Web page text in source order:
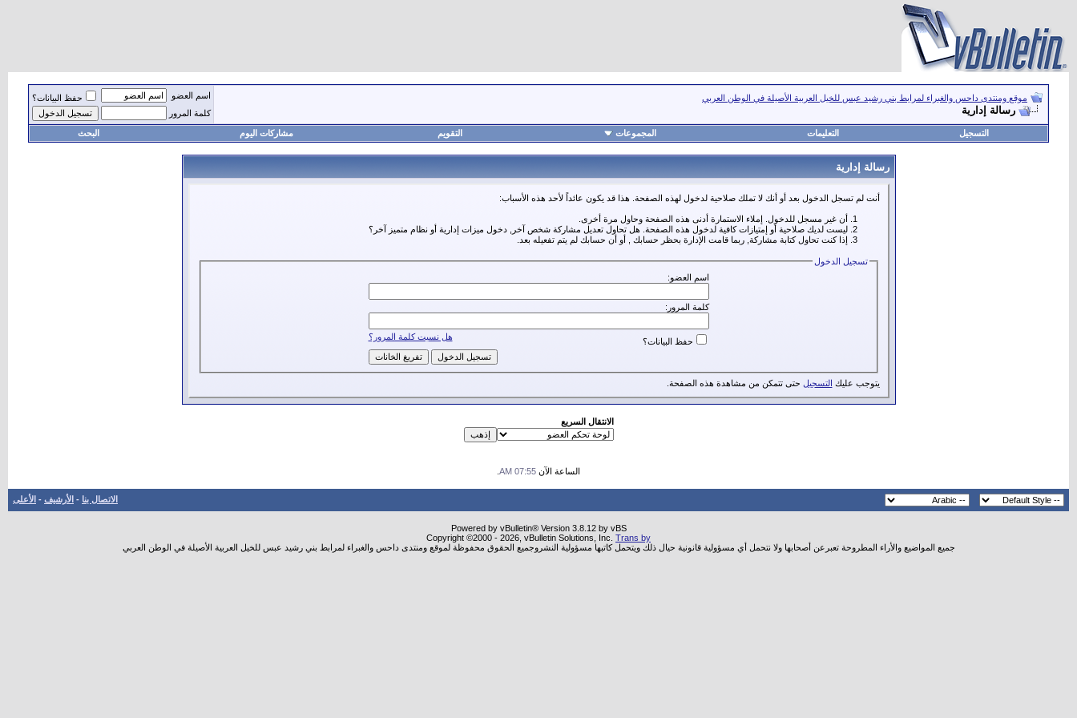
موقع ومنتدى داحس والغبراء لمرابط بني رشيد عبس للخيل العربية الأصيلة في الوطن العربي
رسالة إدارية
اسم العضو
حفظ البيانات؟
كلمة المرور
التسجيل التعليمات المجموعات التقويم مشاركات اليوم البحث
رسالة إدارية
أنت لم تسجل الدخول بعد أو أنك لا تملك صلاحية لدخول لهذه الصفحة. هذا قد يكون عائداً لأحد هذه الأسباب:
أن غير مسجل للدخول. إملاء الاستمارة أدنى هذه الصفحة وحاول مرة أخرى.
ليست لديك صلاحية أو إمتيازات كافية لدخول هذه الصفحة. هل تحاول تعديل مشاركة شخص آخر, دخول ميزات إدارية أو نظام متميز آخر؟
إذا كنت تحاول كتابة مشاركة, ربما قامت الإدارة بحظر حسابك , أو أن حسابك لم يتم تفعيله بعد.
تسجيل الدخول
اسم العضو:
كلمة المرور:
هل نسيت كلمة المرور؟ حفظ البيانات؟
يتوجب عليك التسجيل حتى تتمكن من مشاهدة هذه الصفحة.
الانتقال السريع
الساعة الآن 07:55 AM
الاتصال بنا - الأرشيف - الأعلى
Powered by vBulletin® Version 3.8.12 by vBS
Copyright ©2000 - 2026, vBulletin Solutions, Inc. Trans by
جميع المواضيع والأراء المطروحة تعبرعن أصحابها ولا نتحمل أي مسؤولية قانونية حيال ذلك ويتحمل كاتبها مسؤولية النشروجميع الحقوق محفوظة لموقع ومنتدى داحس والغبراء لمرابط بني رشيد عبس للخيل العربية الأصيلة في الوطن العربي